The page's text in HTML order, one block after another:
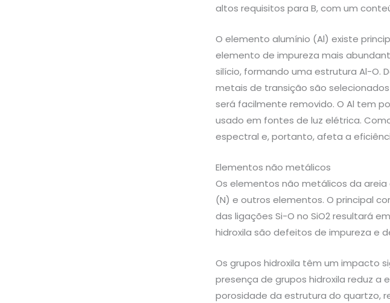
altos requisitos para B, com um
O elemento alumínio (Al) existe
elemento de impureza mais
silício, formando uma estrutura Al-O.
metais de transição são
será facilmente removido. O Al tem
usado em fontes de luz elétrica.
espectral e, portanto, afeta a
Elementos não metálicos
Os elementos não metálicos da
(N) e outros elementos. O principal
das ligações Si-O no SiO2 resultará
hidroxila são defeitos de impureza e
Os grupos hidroxila têm um impacto
presença de grupos hidroxila reduz a
porosidade da estrutura do quartzo,